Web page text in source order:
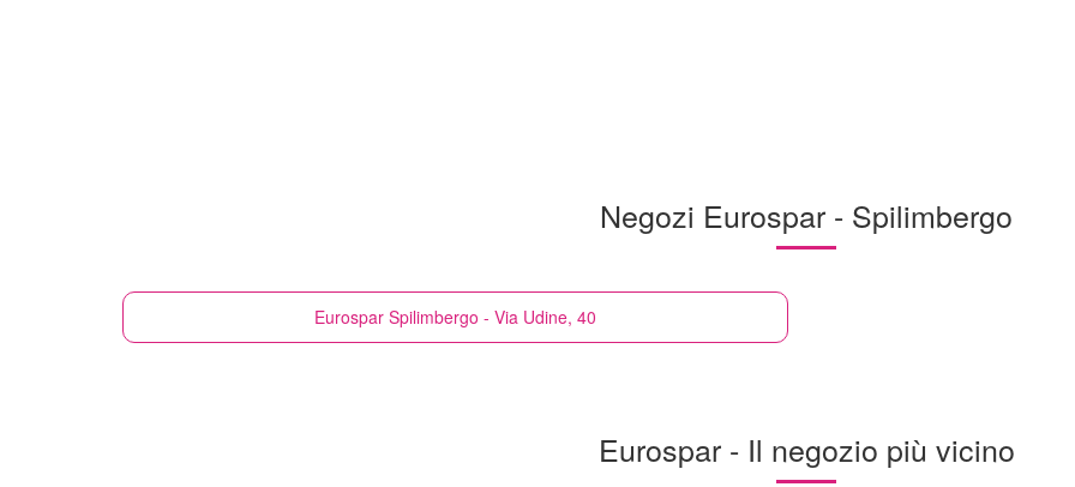
Negozi Eurospar - Spilimbergo
Eurospar Spilimbergo - Via Udine, 40
Eurospar - Il negozio più vicino